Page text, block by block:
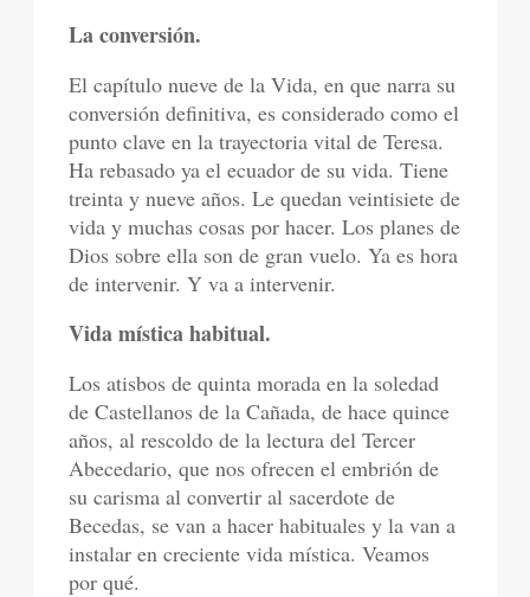
La conversión.
El capítulo nueve de la Vida, en que narra su
conversión definitiva, es considerado como el
punto clave en la trayectoria vital de Teresa.
Ha rebasado ya el ecuador de su vida. Tiene
treinta y nueve años. Le quedan veintisiete de
vida y muchas cosas por hacer. Los planes de
Dios sobre ella son de gran vuelo. Ya es hora
de intervenir. Y va a intervenir.
Vida mística habitual.
Los atisbos de quinta morada en la soledad
de Castellanos de la Cañada, de hace quince
años, al rescoldo de la lectura del Tercer
Abecedario, que nos ofrecen el embrión de
su carisma al convertir al sacerdote de
Becedas, se van a hacer habituales y la van a
instalar en creciente vida mística. Veamos
por qué.